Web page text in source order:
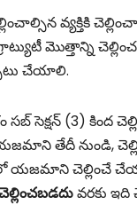
వ్యక్తికి
మొత్తాన్ని
చేయాలి.
సెక్షన్ (3) కింద
తేదీ నుండి,
యజమాని చెల్లించే
వరకు ఇది